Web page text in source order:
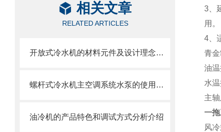
相关文章
RELATED ARTICLES
开放式冷水机的材料元件及设计理念分析
螺杆式冷水机主空调系统水泵的使用与选型
油冷机的产品特色和调试方式分析介绍
3、
用。
4、
青
油
水
主
一
风